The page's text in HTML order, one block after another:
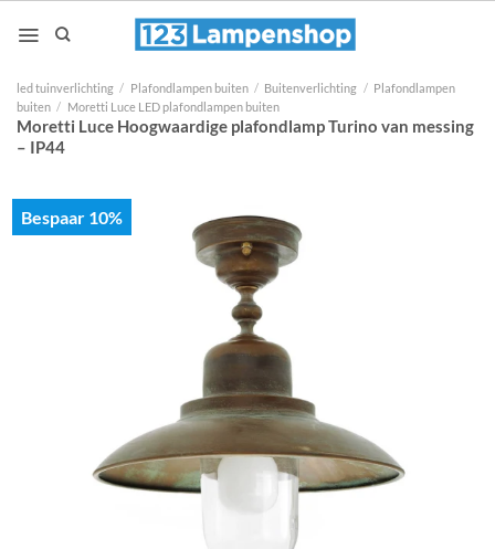
naar
led tuinverlichting / Plafondlampen buiten / Buitenverlichting / Plafondlampen
buiten / Moretti Luce LED plafondlampen buiten
Moretti Luce Hoogwaardige plafondlamp Turino van messing
– IP44
Bespaar 10%